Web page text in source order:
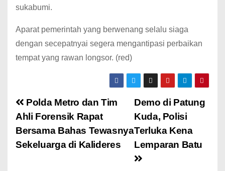
sukabumi.
Aparat pemerintah yang berwenang selalu siaga
dengan secepatnyai segera mengantipasi perbaikan
tempat yang rawan longsor. (red)
Demo di Patung
Kuda, Polisi
Terluka Kena
Lemparan Batu
Polda Metro dan Tim
Ahli Forensik Rapat
Bersama Bahas Tewasnya
Sekeluarga di Kalideres